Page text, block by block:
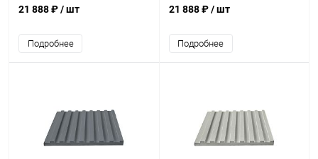
Ral 7035
21 888 ₽/ шт
Подробнее
Ral 7040
21 888 ₽/ шт
Подробнее